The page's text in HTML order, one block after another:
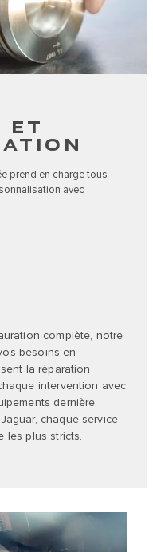
ET
prend en charge tous
avec
complète, notre
besoins en
la réparation
intervention avec
dernière
chaque service
les plus stricts.